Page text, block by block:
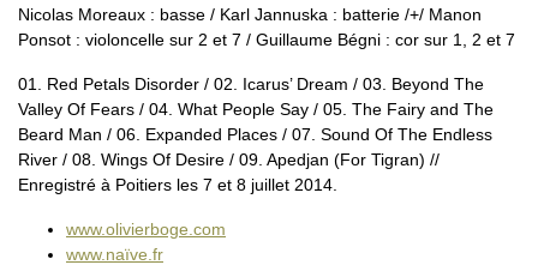
Nicolas Moreaux : basse / Karl Jannuska : batterie /+/ Manon
Ponsot : violoncelle sur 2 et 7 / Guillaume Bégni : cor sur 1, 2 et 7
01. Red Petals Disorder / 02. Icarus’ Dream / 03. Beyond The
Valley Of Fears / 04. What People Say / 05. The Fairy and The
Beard Man / 06. Expanded Places / 07. Sound Of The Endless
River / 08. Wings Of Desire / 09. Apedjan (For Tigran) //
Enregistré à Poitiers les 7 et 8 juillet 2014.
www.olivierboge.com
www.naïve.fr